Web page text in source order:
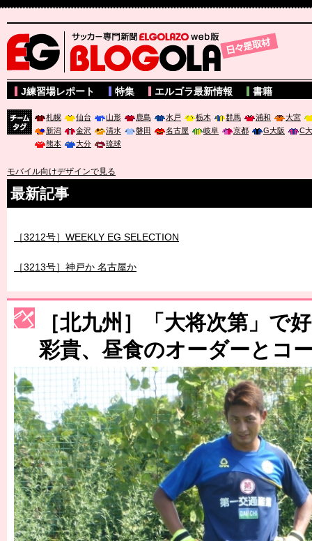
サッカー専門新聞ELGOLAZO web版 BLOGOLA
J練習場レポート 特集 エルゴラ最新情報 書籍
札幌 仙台 山形 鹿島 水戸 栃木 群馬 浦和
大宮
新潟
金沢 清水 磐田 名古屋 岐阜 京都 G大阪
C
熊本
大分 琉球
モバイル向けデザインで見る
最新記事
［3214号］WEST制覇
［3215号］WEEKLY EG SELECTION
［3216号］行く末占うラストワン
［3217号］最高の景色へ出国
［3218号］WEEKLY EG SELECTION
［3219号］特別な覇者へ 大逆転か連破か
［3220号］伝説の王者、黄金のシャーレ
［北九州］「大将次第」で
彩貴、昼食のオーダーとコ